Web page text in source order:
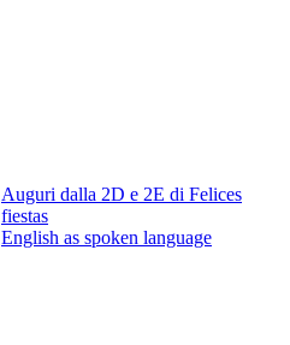
Auguri dalla 2D e 2E di Felices
fiestas
English as spoken language